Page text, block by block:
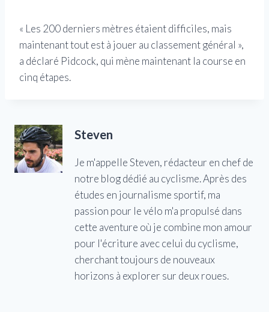
« Les 200 derniers mètres étaient difficiles, mais
maintenant tout est à jouer au classement général »,
a déclaré Pidcock, qui mène maintenant la course en
cinq étapes.
Steven
Je m'appelle Steven, rédacteur en chef de
notre blog dédié au cyclisme. Après des
études en journalisme sportif, ma
passion pour le vélo m'a propulsé dans
cette aventure où je combine mon amour
pour l'écriture avec celui du cyclisme,
cherchant toujours de nouveaux
horizons à explorer sur deux roues.